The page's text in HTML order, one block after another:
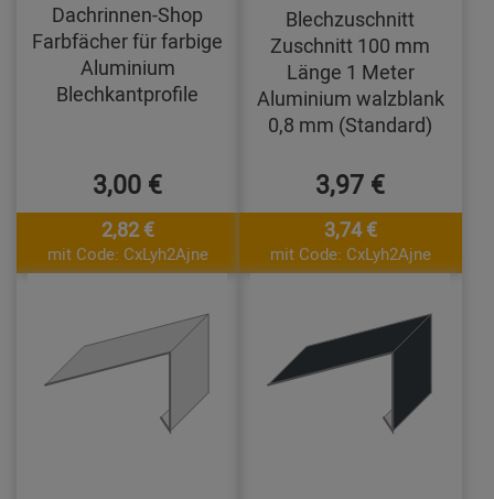
Dachrinnen-Shop
Farbfächer für farbige
Aluminium
Blechkantprofile
3,00 €
2,82 €
mit Code: CxLyh2Ajne
Blechzuschnitt
Zuschnitt 100 mm
Länge 1 Meter
Aluminium walzblank
0,8 mm (Standard)
3,97 €
3,74 €
mit Code: CxLyh2Ajne